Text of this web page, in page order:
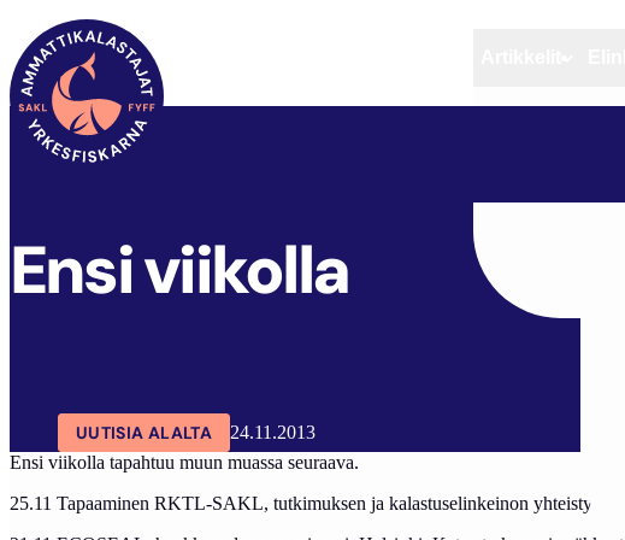
SAKL ARTIKKELIT
Ensi viikolla
UUTISIA ALALTA
24.11.2013
Ensi viikolla tapahtuu muun muassa seuraava.
25.11 Tapaaminen RKTL-SAKL, tutkimuksen ja kalastuselinkeinon yhteistyö